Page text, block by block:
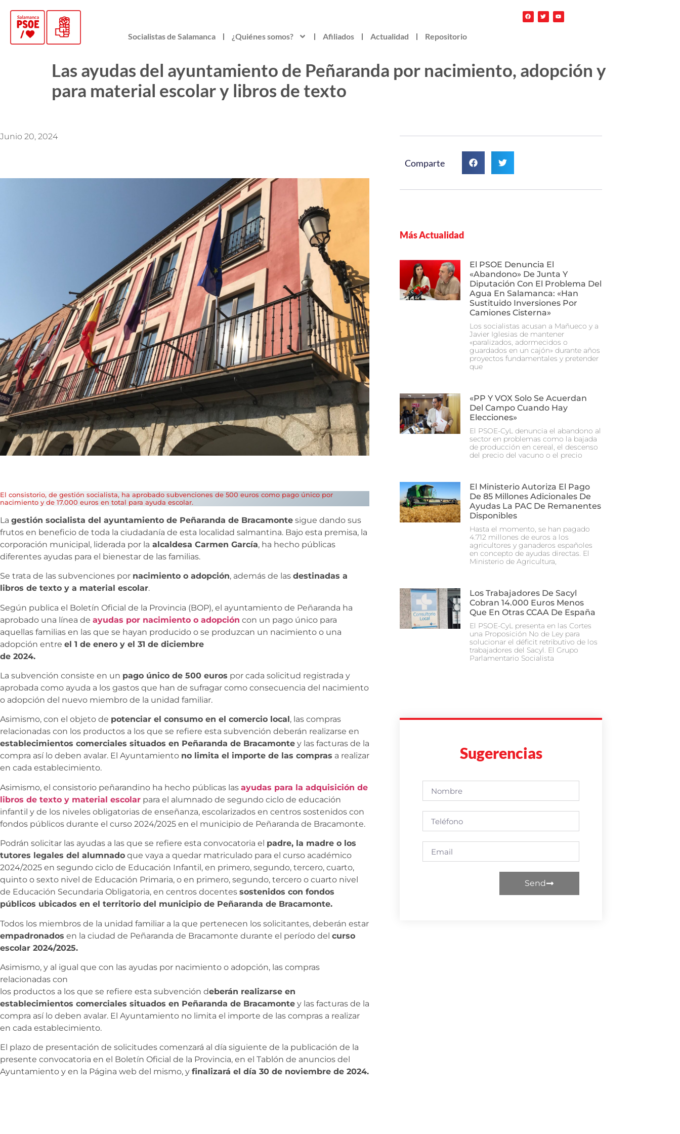
Socialistas de Salamanca ¿Quiénes somos? Afiliados Actualidad Repositorio
Las ayudas del ayuntamiento de Peñaranda por nacimiento, adopción y
para material escolar y libros de texto
Junio 20, 2024
El consistorio, de gestión socialista, ha aprobado subvenciones de 500 euros como pago único por
nacimiento y de 17.000 euros en total para ayuda escolar.
La gestión socialista del ayuntamiento de Peñaranda de Bracamonte sigue dando sus
frutos en beneficio de toda la ciudadanía de esta localidad salmantina. Bajo esta premisa, la
corporación municipal, liderada por la alcaldesa Carmen García, ha hecho públicas
diferentes ayudas para el bienestar de las familias.
Se trata de las subvenciones por nacimiento o adopción, además de las destinadas a
libros de texto y a material escolar.
Según publica el Boletín Oficial de la Provincia (BOP), el ayuntamiento de Peñaranda ha
aprobado una línea de ayudas por nacimiento o adopción con un pago único para
aquellas familias en las que se hayan producido o se produzcan un nacimiento o una
adopción entre el 1 de enero y el 31 de diciembre
de 2024.
La subvención consiste en un pago único de 500 euros por cada solicitud registrada y
aprobada como ayuda a los gastos que han de sufragar como consecuencia del nacimiento
o adopción del nuevo miembro de la unidad familiar.
Asimismo, con el objeto de potenciar el consumo en el comercio local , las compras
relacionadas con los productos a los que se refiere esta subvención deberán realizarse en
establecimientos comerciales situados en Peñaranda de Bracamonte y las facturas de la
compra así lo deben avalar. El Ayuntamiento no limita el importe de las compras a realizar
en cada establecimiento.
Asimismo, el consistorio peñarandino ha hecho públicas las ayudas para la adquisición de
libros de texto y material escolar para el alumnado de segundo ciclo de educación
infantil y de los niveles obligatorias de enseñanza, escolarizados en centros sostenidos con
fondos públicos durante el curso 2024/2025 en el municipio de Peñaranda de Bracamonte.
Podrán solicitar las ayudas a las que se refiere esta convocatoria el padre, la madre o los
tutores legales del alumnado que vaya a quedar matriculado para el curso académico
2024/2025 en segundo ciclo de Educación Infantil, en primero, segundo, tercero, cuarto,
quinto o sexto nivel de Educación Primaria, o en primero, segundo, tercero o cuarto nivel
de Educación Secundaria Obligatoria, en centros docentes sostenidos con fondos
públicos ubicados en el territorio del municipio de Peñaranda de Bracamonte.
Todos los miembros de la unidad familiar a la que pertenecen los solicitantes, deberán estar
empadronados en la ciudad de Peñaranda de Bracamonte durante el período del curso
escolar 2024/2025.
Asimismo, y al igual que con las ayudas por nacimiento o adopción, las compras
relacionadas con
los productos a los que se refiere esta subvención deberán realizarse en
establecimientos comerciales situados en Peñaranda de Bracamonte y las facturas de la
compra así lo deben avalar. El Ayuntamiento no limita el importe de las compras a realizar
en cada establecimiento.
El plazo de presentación de solicitudes comenzará al día siguiente de la publicación de la
presente convocatoria en el Boletín Oficial de la Provincia, en el Tablón de anuncios del
Ayuntamiento y en la Página web del mismo, y finalizará el día 30 de noviembre de 2024.
Comparte
Más Actualidad
El PSOE Denuncia El
«abandono» De Junta Y
Diputación Con El Problema Del
Agua En Salamanca: «Han
Sustituido Inversiones Por
Camiones Cisterna»
Los socialistas acusan a Mañueco y a
Javier Iglesias de mantener
«paralizados, adormecidos o
guardados en un cajón» durante años
proyectos fundamentales y pretender
que
«PP Y VOX Solo Se Acuerdan
Del Campo Cuando Hay
Elecciones»
El PSOE-CyL denuncia el abandono al
sector en problemas como la bajada
de producción en cereal, el descenso
del precio del vacuno o el precio
El Ministerio Autoriza El Pago
De 85 Millones Adicionales De
Ayudas La PAC De Remanentes
Disponibles
Hasta el momento, se han pagado
4.712 millones de euros a los
agricultores y ganaderos españoles
en concepto de ayudas directas. El
Ministerio de Agricultura,
Los Trabajadores De Sacyl
Cobran 14.000 Euros Menos
Que En Otras CCAA De España
El PSOE-CyL presenta en las Cortes
una Proposición No de Ley para
solucionar el déficit retributivo de los
trabajadores del Sacyl. El Grupo
Parlamentario Socialista
Sugerencias
Send